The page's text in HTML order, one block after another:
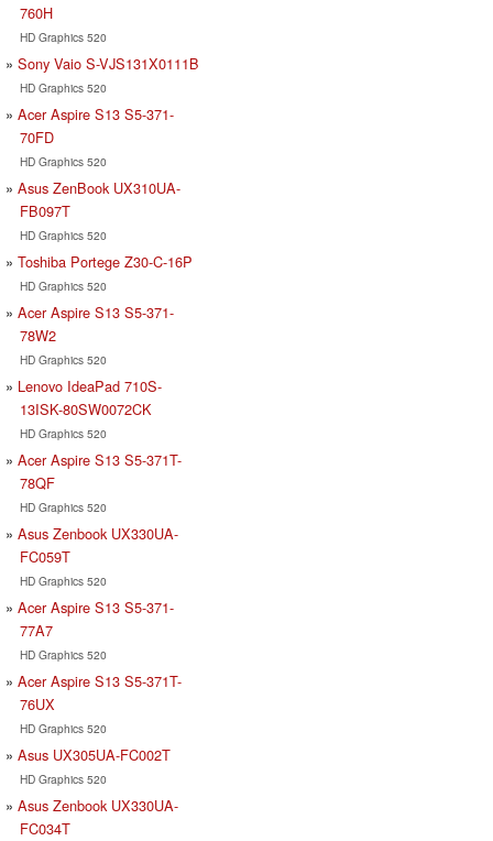
760H
HD Graphics 520
Sony Vaio S-VJS131X0111B
HD Graphics 520
Acer Aspire S13 S5-371-
70FD
HD Graphics 520
Asus ZenBook UX310UA-
FB097T
HD Graphics 520
Toshiba Portege Z30-C-16P
HD Graphics 520
Acer Aspire S13 S5-371-
78W2
HD Graphics 520
Lenovo IdeaPad 710S-
13ISK-80SW0072CK
HD Graphics 520
Acer Aspire S13 S5-371T-
78QF
HD Graphics 520
Asus Zenbook UX330UA-
FC059T
HD Graphics 520
Acer Aspire S13 S5-371-
77A7
HD Graphics 520
Acer Aspire S13 S5-371T-
76UX
HD Graphics 520
Asus UX305UA-FC002T
HD Graphics 520
Asus Zenbook UX330UA-
FC034T